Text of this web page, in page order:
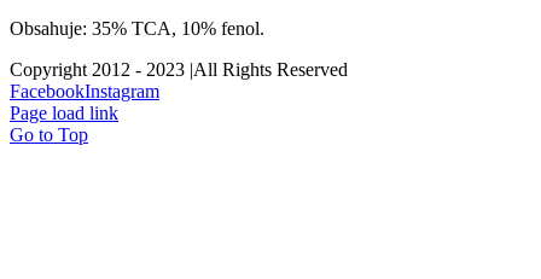
Obsahuje: 35% TCA, 10% fenol.
Copyright 2012 - 2023 |All Rights Reserved
FacebookInstagram
Page load link
Go to Top